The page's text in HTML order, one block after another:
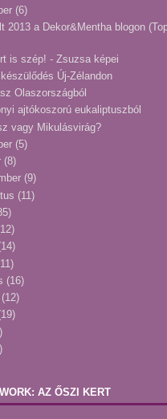
(6)
2013 a Dekor&Mentha blogon
is szép! - Zsuzsa képei
Új-Zélandon
Olaszországból
ajtókoszorú eukaliptuszból
vagy Mikulásvirág?
(5)
(8)
(9)
(11)
(16)
(12)
AZ ŐSZI KERT